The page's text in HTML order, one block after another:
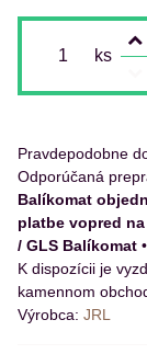
ks
Pravdepodobne
Balíkomat
platbe vopred
/ GLS Balíkomat •
kamennom
Výrobca: JRL